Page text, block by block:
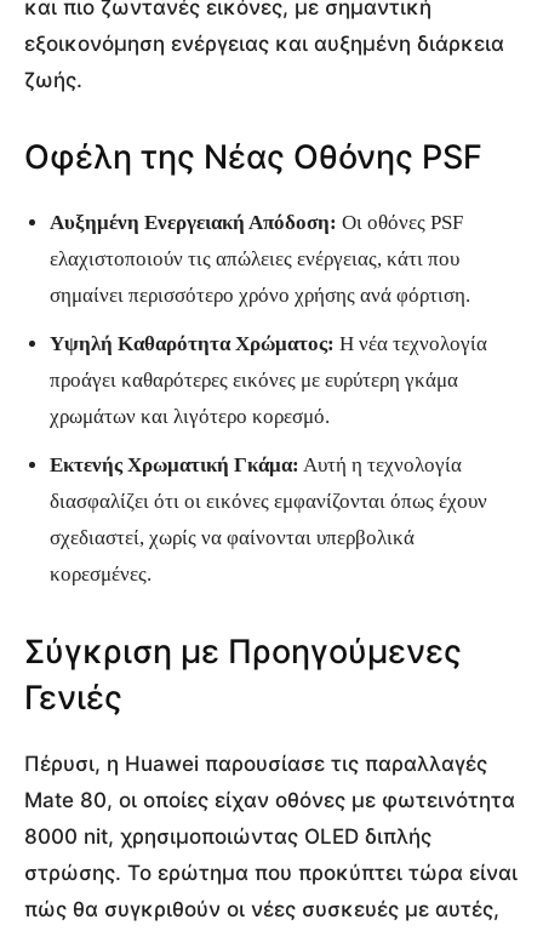
και πιο ζωντανές εικόνες, με σημαντική
εξοικονόμηση ενέργειας και αυξημένη διάρκεια
ζωής.
Οφέλη της Νέας Οθόνης PSF
Αυξημένη Ενεργειακή Απόδοση: Οι οθόνες PSF
ελαχιστοποιούν τις απώλειες ενέργειας, κάτι που
σημαίνει περισσότερο χρόνο χρήσης ανά φόρτιση.
Υψηλή Καθαρότητα Χρώματος: Η νέα τεχνολογία
προάγει καθαρότερες εικόνες με ευρύτερη γκάμα
χρωμάτων και λιγότερο κορεσμό.
Εκτενής Χρωματική Γκάμα: Αυτή η τεχνολογία
διασφαλίζει ότι οι εικόνες εμφανίζονται όπως έχουν
σχεδιαστεί, χωρίς να φαίνονται υπερβολικά
κορεσμένες.
Σύγκριση με Προηγούμενες
Γενιές
Πέρυσι, η Huawei παρουσίασε τις παραλλαγές
Mate 80, οι οποίες είχαν οθόνες με φωτεινότητα
8000 nit, χρησιμοποιώντας OLED διπλής
στρώσης. Το ερώτημα που προκύπτει τώρα είναι
πώς θα συγκριθούν οι νέες συσκευές με αυτές,